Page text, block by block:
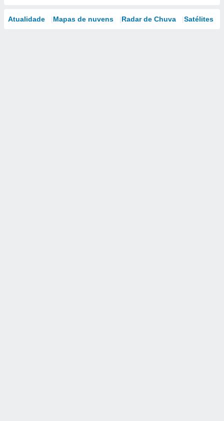
Atualidade Mapas de nuvens Radar de Chuva Satélites